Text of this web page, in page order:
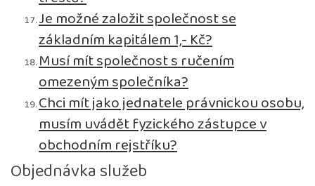
Je možné založit společnost se
základním kapitálem 1,- Kč?
Musí mít společnost s ručením
omezeným společníka?
Chci mít jako jednatele právnickou osobu,
musím uvádět fyzického zástupce v
obchodním rejstříku?
Objednávka služeb